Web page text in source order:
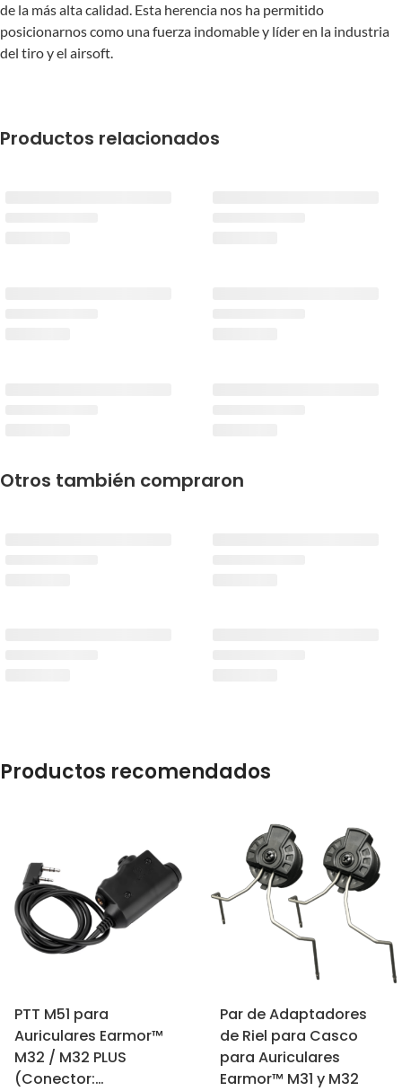
de la más alta calidad. Esta herencia nos ha permitido
posicionarnos como una fuerza indomable y líder en la industria
del tiro y el airsoft.
Productos relacionados
Otros también compraron
Productos recomendados
PTT M51 para
Auriculares Earmor™
M32 / M32 PLUS
(Conector:
Par de Adaptadores
de Riel para Casco
para Auriculares
Earmor™ M31 y M32